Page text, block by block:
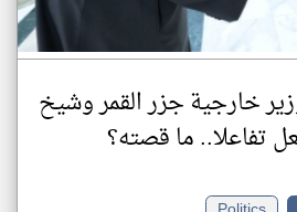
خارجية جزر القمر وشيخ
تفاعلا.. ما قصته؟